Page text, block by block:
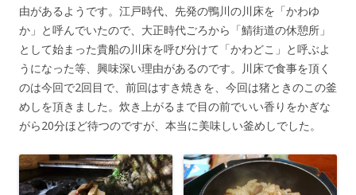
由があるようです。江戸時代、先発の鴨川の川床を「かわゆ
か」と呼んでいたので、大正時代ごろから「鯖街道の休憩所」
として始まった貴船の川床を呼び分けて「かわどこ」と呼ぶよ
うになった等、興味深い理由があるのです。川床で食事を頂く
のは今回で2回目で、前回はすき焼きを、今回は猪ときのこの釜
めしを頂きました。炊き上がるまで目の前でいい香りをかぎな
がら20分ほど待つのですが、本当に美味しい釜めしでした。